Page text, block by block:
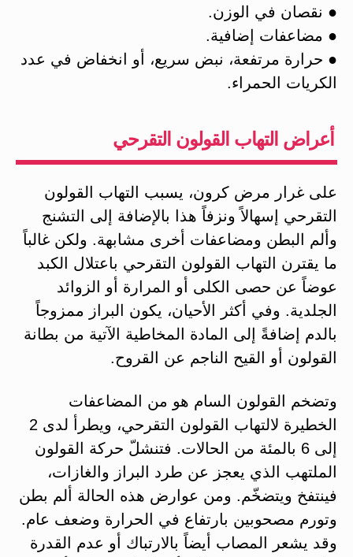
● نقصان في الوزن.
● مضاعفات إضافية.
● حرارة مرتفعة، نبض سريع، أو انخفاض في عدد
الكريات الحمراء.
أعراض التهاب القولون التقرحي
على غرار مرض كرون، يسبب التهاب القولون
التقرحي إسهالاً ونزفاً هذا بالإضافة إلى التشنج
وألم البطن ومضاعفات أخرى مشابهة. ولكن غالباً
ما يقترن التهاب القولون التقرحي باعتلال الكبد
عوضاً عن حصى الكلى أو المرارة أو الزوائد
الجلدية. وفي أكثر الأحيان، يكون البراز ممزوجاً
بالدم إضافةً إلى المادة المخاطية الآتية من بطانة
القولون أو القيح الناجم عن القروح.
وتضخم القولون السام هو من المضاعفات
الخطيرة لالتهاب القولون التقرحي، ويطرأ لدى 2
إلى 6 بالمئة من الحالات. فتنشلّ حركة القولون
الملتهب الذي يعجز عن طرد البراز والغازات،
فينتفخ ويتضخّم. ومن عوارض هذه الحالة ألم بطن
وتورم مصحوبين بارتفاع في الحرارة وضعف عام.
وقد يشعر المصاب أيضاً بالارتباك أو عدم القدرة